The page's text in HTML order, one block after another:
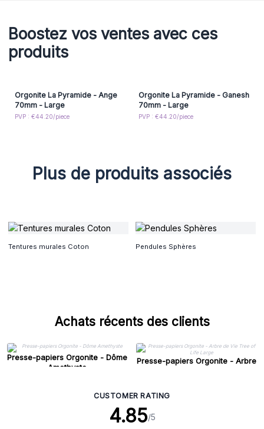
Boostez vos ventes avec ces
produits
Orgonite La Pyramide - Ange
70mm - Large
PVP : €44.20/piece
Orgonite La Pyramide - Ganesh
70mm - Large
PVP : €44.20/piece
Plus de produits associés
Tentures murales Coton Pendules Sphères
Achats récents des clients
Presse-papiers Orgonite - Dôme
Amethyste
Presse-papiers Orgonite - Arbre
CUSTOMER RATING
4.85/5